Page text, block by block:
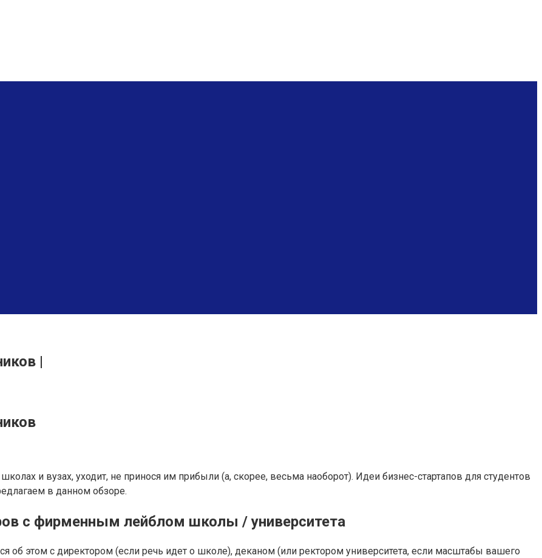
|
и вузах, уходит, не принося им прибыли (а, скорее, весьма наоборот). Идеи бизнес-стартапов для студентов
в данном обзоре.
с фирменным лейблом школы / университета
об этом с директором (если речь идет о школе), деканом (или ректором университета, если масштабы вашего